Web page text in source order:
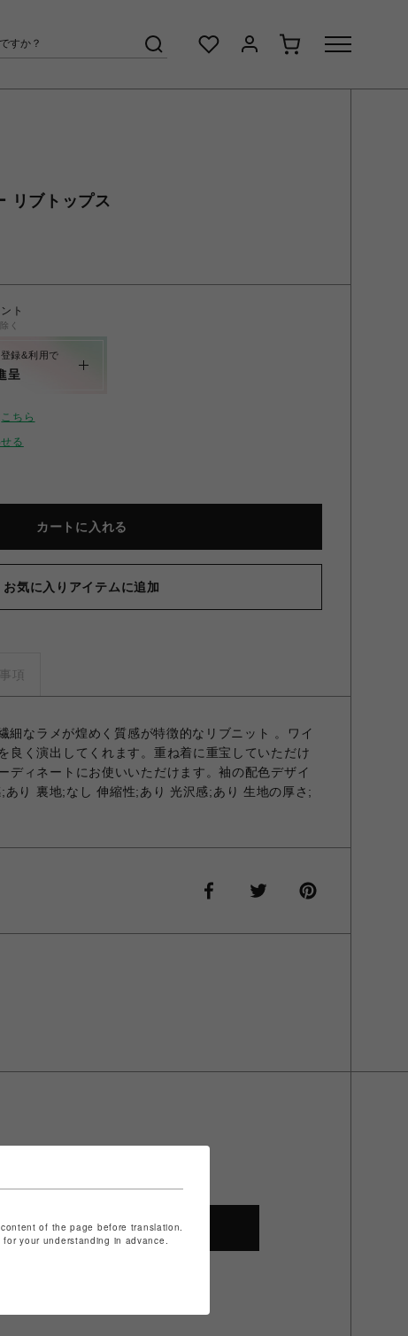
リブトップス
ト
く
録&利用で
呈
こちら
る
カートに入れる
お気に入りアイテムに追加
項
細なラメが煌めく質感が特徴的なリブニット 。ワイ
良く演出してくれます。重ね着に重宝していただけ
ディネートにお使いいただけます。袖の配色デザイ
あり 裏地;なし 伸縮性;あり 光沢感;あり 生地の厚さ;
SHOP TOP
of the page before translation.
your understanding in advance.